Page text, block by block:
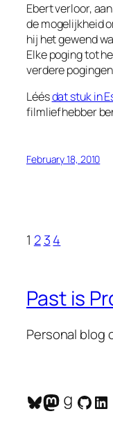
Ebert verloor,
de mogelijkheid
hij het gewend
Elke poging tot
verdere
Léésdat stuk in
filmliefhebber
February 18, 2010
1 2 34
Past is
Personal blog
Bluesky
Mastodon